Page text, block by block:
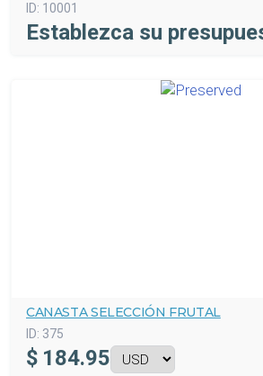
ID: 10001
Establezca su
CANASTA SELECCIÓN FRUTAL
ID: 375
$ 184.95